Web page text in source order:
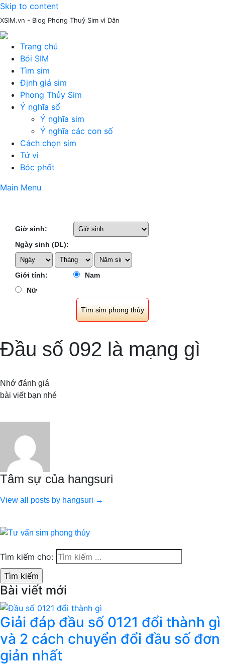
Skip to content
XSIM.vn - Blog Phong Thuỷ Sim vì Dân
Trang chủ
Bói SIM
Tìm sim
Định giá sim
Phong Thủy Sim
Ý nghĩa số
Ý nghĩa sim
Ý nghĩa các con số
Cách chọn sim
Tử vi
Bóc phốt
Main Menu
Giờ sinh:
Ngày sinh (DL):
Giới tính:
Nam
Nữ
Đầu số 092 là mạng gì
Nhớ đánh giá
bài viết bạn nhé
Tâm sự của hangsuri
View all posts by hangsuri →
Tìm kiếm cho:
Bài viết mới
Giải đáp đầu số 0121 đổi thành gì
và 2 cách chuyển đổi đầu số đơn
giản nhất